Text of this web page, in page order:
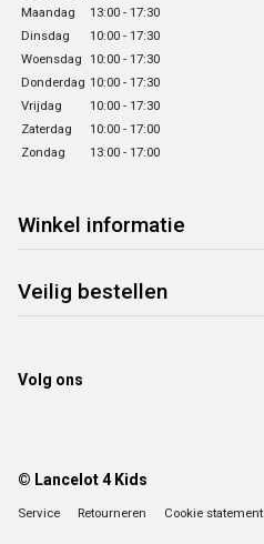
Maandag
13:00 - 17:30
Dinsdag
10:00 - 17:30
Woensdag 10:00 - 17:30
Donderdag 10:00 - 17:30
Vrijdag
10:00 - 17:30
Zaterdag
10:00 - 17:00
Zondag
13:00 - 17:00
Winkel informatie
Veilig bestellen
Volg ons
© Lancelot 4 Kids
Service Retourneren Cookie statement